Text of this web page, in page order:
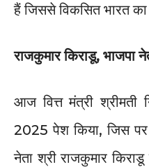
हैं जिससे विकसित भारत का
राजकुमार किराडू, भाजपा
आज वित्त मंत्री श्रीमती
2025 पेश किया, जिस पर
नेता श्री राजकुमार